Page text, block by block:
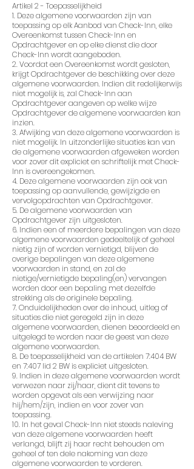
Artikel 2 - Toepasselijkheid
1. Deze algemene voorwaarden zijn van
toepassing op elk Aanbod van Check-Inn, elke
Overeenkomst tussen Check-Inn en
Opdrachtgever en op elke dienst die door
Check-Inn wordt aangeboden.
2. Voordat een Overeenkomst wordt gesloten,
krijgt Opdrachtgever de beschikking over deze
algemene voorwaarden. Indien dit redelijkerwijs
niet mogelijk is, zal Check-Inn aan
Opdrachtgever aangeven op welke wijze
Opdrachtgever de algemene voorwaarden kan
inzien.
3. Afwijking van deze algemene voorwaarden is
niet mogelijk. In uitzonderlijke situaties kan van
de algemene voorwaarden afgeweken worden
voor zover dit expliciet en schriftelijk met Check-
Inn is overeengekomen.
4. Deze algemene voorwaarden zijn ook van
toepassing op aanvullende, gewijzigde en
vervolgopdrachten van Opdrachtgever.
5. De algemene voorwaarden van
Opdrachtgever zijn uitgesloten.
6. Indien een of meerdere bepalingen van deze
algemene voorwaarden gedeeltelijk of geheel
nietig zijn of worden vernietigd, blijven de
overige bepalingen van deze algemene
voorwaarden in stand, en zal de
nietige/vernietigde bepaling(en) vervangen
worden door een bepaling met dezelfde
strekking als de originele bepaling.
7. Onduidelijkheden over de inhoud, uitleg of
situaties die niet geregeld zijn in deze
algemene voorwaarden, dienen beoordeeld en
uitgelegd te worden naar de geest van deze
algemene voorwaarden.
8. De toepasselijkheid van de artikelen 7:404 BW
en 7:407 lid 2 BW is expliciet uitgesloten.
9. Indien in deze algemene voorwaarden wordt
verwezen naar zij/haar, dient dit tevens te
worden opgevat als een verwijzing naar
hij/hem/zijn, indien en voor zover van
toepassing.
10. In het geval Check-Inn niet steeds naleving
van deze algemene voorwaarden heeft
verlangd, blijft zij haar recht behouden om
geheel of ten dele nakoming van deze
algemene voorwaarden te vorderen.